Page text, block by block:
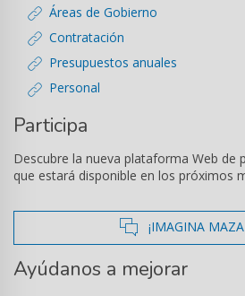
Áreas de Gobierno
Contratación
Presupuestos anuales
Personal
Participa
Descubre la nueva plataforma Web de
que estará disponible en los próximos
icono
de
comentarios
¡IMAGINA
Ayúdanos a mejorar